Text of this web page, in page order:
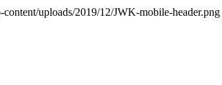
uploads/2019/12/JWK-mobile-header.png